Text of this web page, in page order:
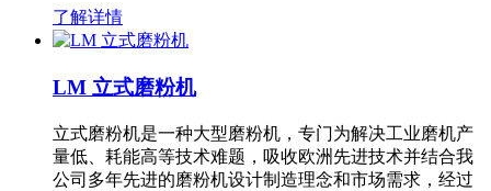
了解详情
LM 立式磨粉机
立式磨粉机是一种大型磨粉机，专门为解决工业磨机产
量低、耗能高等技术难题，吸收欧洲先进技术并结合我
公司多年先进的磨粉机设计制造理念和市场需求，经过